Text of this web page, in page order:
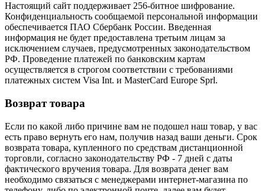
Настоящий сайт поддерживает 256-битное шифрование.
Конфиденциальность сообщаемой персональной информации
обеспечивается ПАО Сбербанк России. Введенная
информация не будет предоставлена третьим лицам за
исключением случаев, предусмотренных законодательством
РФ. Проведение платежей по банковским картам
осуществляется в строгом соответствии с требованиями
платежных систем Visa Int. и MasterCard Europe Sprl.
Возврат товара
Если по какой либо причине вам не подошел наш товар, у вас
есть право вернуть его нам, получив назад ваши деньги. Срок
возврата товара, купленного по средствам дистанционной
торговли, согласно законодательству РФ - 7 дней с даты
фактического вручения товара. Для возврата денег вам
необходимо связаться с менеджерами интернет-магазина по